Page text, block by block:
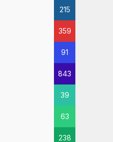
215
359
91
843
39
63
238